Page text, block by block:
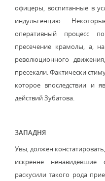
офицеры, воспитанные в
индульгенцию.
оперативный процесс
пресечение крамолы, а,
революционного
пресекали. Фактически
которое впоследствии и
действий Зубатова.
ЗАПАДНЯ
Увы, должен
искренне ненавидевшие
раскусили такого рода